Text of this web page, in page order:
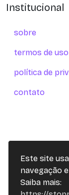
Este site
navegação
Saiba mais:
Institucional
sobre
termos de uso
política de
contato